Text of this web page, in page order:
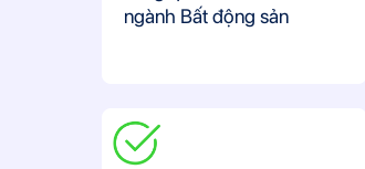
ngành Bất động sản